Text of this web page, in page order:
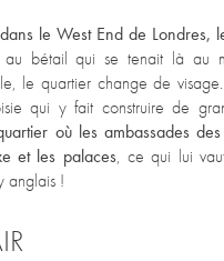
le West End de Londres,
au bétail qui se tenait là au
le quartier change de
qui y fait construire de
où les ambassades
et les palaces, ce qui lui
anglais !